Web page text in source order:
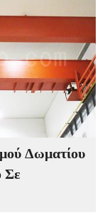
Δωματίου
Σε